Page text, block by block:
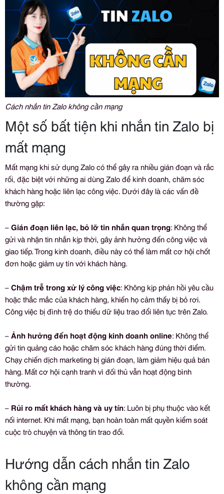
Cách nhắn tin Zalo không cần mạng
Một số bất tiện khi nhắn tin Zalo bị
mất mạng​
Mất mạng khi sử dụng Zalo có thể gây ra nhiều gián đoạn và rắc
rối, đặc biệt với những ai dùng Zalo để kinh doanh, chăm sóc
khách hàng hoặc liên lạc công việc. Dưới đây là các vấn đề
thường gặp:
–Gián đoạn liên lạc, bỏ lỡ tin nhắn quan trọng: Không thể
gửi và nhận tin nhắn kịp thời, gây ảnh hưởng đến công việc và
giao tiếp. Trong kinh doanh, điều này có thể làm mất cơ hội chốt
đơn hoặc giảm uy tín với khách hàng.
–Chậm trễ trong xử lý công việc: Không kịp phản hồi yêu cầu
hoặc thắc mắc của khách hàng, khiến họ cảm thấy bị bỏ rơi.
Công việc bị đình trệ do thiếu dữ liệu trao đổi liên tục trên Zalo.
–Ảnh hưởng đến hoạt động kinh doanh online: Không thể
gửi tin quảng cáo hoặc chăm sóc khách hàng đúng thời điểm.
Chạy chiến dịch marketing bị gián đoạn, làm giảm hiệu quả bán
hàng. Mất cơ hội cạnh tranh vì đối thủ vẫn hoạt động bình
thường.
– Rủi ro mất khách hàng và uy tín: Luôn bị phụ thuộc vào kết
nối internet. Khi mất mạng, bạn hoàn toàn mất quyền kiểm soát
cuộc trò chuyện và thông tin trao đổi.
Hướng dẫn cách nhắn tin Zalo
không cần mạng​